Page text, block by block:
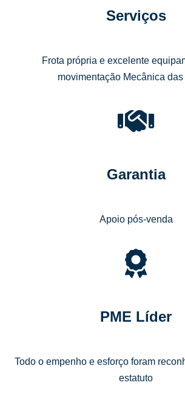
Serviços
Frota própria e excelente
movimentação Mecânica
Garantia
Apoio pós-venda
PME Líder
Todo o empenho e esforço foram
estatuto